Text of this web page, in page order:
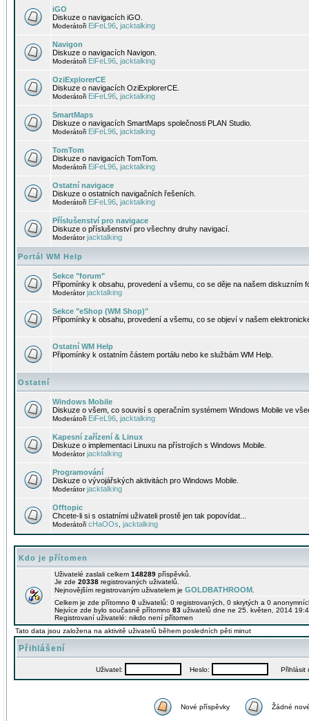
iGO
Diskuze o navigacích iGO.
Moderátoři EiFeL96 jacktalking
Navigon
Diskuze o navigacích Navigon.
Moderátoři EiFeL96 jacktalking
OziExplorerCE
Diskuze o navigacích OziExplorerCE.
Moderátoři EiFeL96 jacktalking
SmartMaps
Diskuze o navigacích SmartMaps společnosti PLAN Studio.
Moderátoři EiFeL96 jacktalking
TomTom
Diskuze o navigacích TomTom.
Moderátoři EiFeL96 jacktalking
Ostatní navigace
Diskuze o ostatních navigačních řešeních.
Moderátoři EiFeL96 jacktalking
Příslušenství pro navigace
Diskuze o příslušenství pro všechny druhy navigací.
Moderátorjacktalking
Portál WM Help
Sekce "forum"
Připomínky k obsahu, provedení a všemu, co se děje na našem diskuzním
Moderátorjacktalking
Sekce "eShop (WM Shop)"
Připomínky k obsahu, provedení a všemu, co se objeví v našem
Ostatní WM Help
Připomínky k ostatním částem portálu nebo ke službám WM Help.
Ostatní
Windows Mobile
Diskuze o všem, co souvisí s operačním systémem Windows Mobile ve
Moderátoři EiFeL96 jacktalking
Kapesní zařízení & Linux
Diskuze o implementaci Linuxu na přístrojích s Windows Mobile.
Moderátorjacktalking
Programování
Diskuze o vývojářských aktivitách pro Windows Mobile.
Moderátorjacktalking
Offtopic
Chcete-li si s ostatními uživateli prostě jen tak popovídat...
Moderátoři cHaOOs jacktalking
Kdo je přítomen
Uživatelé zaslali celkem 148289 příspěvků.
Je zde 20338 registrovaných uživatelů.
Nejnovějším registrovaným uživatelem je GOLDBATHROOM
Celkem je zde přítomno 0 uživatelů: 0 registrovaných, 0 skrytých a 0
Nejvíce zde bylo současně přítomno 83 uživatelů dne ne 25. květen, 2014
Registrovaní uživatelé: nikdo není přítomen
Tato data jsou založena na aktivitě uživatelů během posledních pěti minut
Přihlášení
Uživatel: Heslo: Přihlásit
Nové příspěvky Žádné